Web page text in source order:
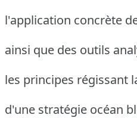
l'application concrète
ainsi que des outils
les principes régissant
d'une stratégie océan